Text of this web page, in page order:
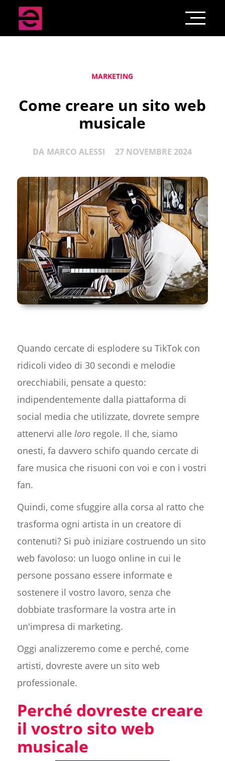
MARKETING
Come creare un sito web
musicale
DA MARCO ALESSI 27 NOVEMBRE 2024
Quando cercate di esplodere su TikTok con
ridicoli video di 30 secondi e melodie
orecchiabili, pensate a questo:
indipendentemente dalla piattaforma di
social media che utilizzate, dovrete sempre
attenervi alle lororegole. Il che, siamo
onesti, fa davvero schifo quando cercate di
fare musica che risuoni con voi e con i vostri
fan.
Quindi, come sfuggire alla corsa al ratto che
trasforma ogni artista in un creatore di
contenuti? Si può iniziare costruendo un sito
web favoloso: un luogo online in cui le
persone possano essere informate e
sostenere il vostro lavoro, senza che
dobbiate trasformare la vostra arte in
un'impresa di marketing.
Oggi analizzeremo come e perché, come
artisti, dovreste avere un sito web
professionale.
Perché dovreste creare
il vostro sito web
musicale